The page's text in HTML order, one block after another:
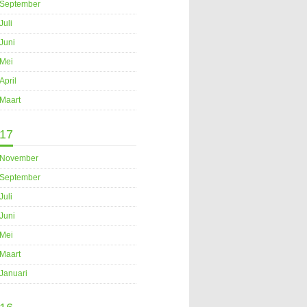
September
Juli
Juni
Mei
April
Maart
November
September
Juli
Juni
Mei
Maart
Januari